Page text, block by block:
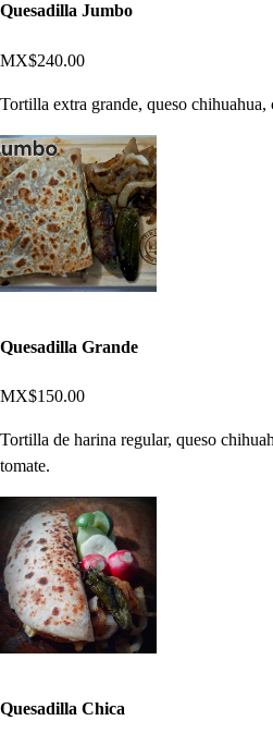
Quesadilla Jumbo
MX$240.00
Tortilla extra grande, queso chihuahua,
Quesadilla Grande
MX$150.00
Tortilla de harina regular, queso
tomate.
Quesadilla Chica